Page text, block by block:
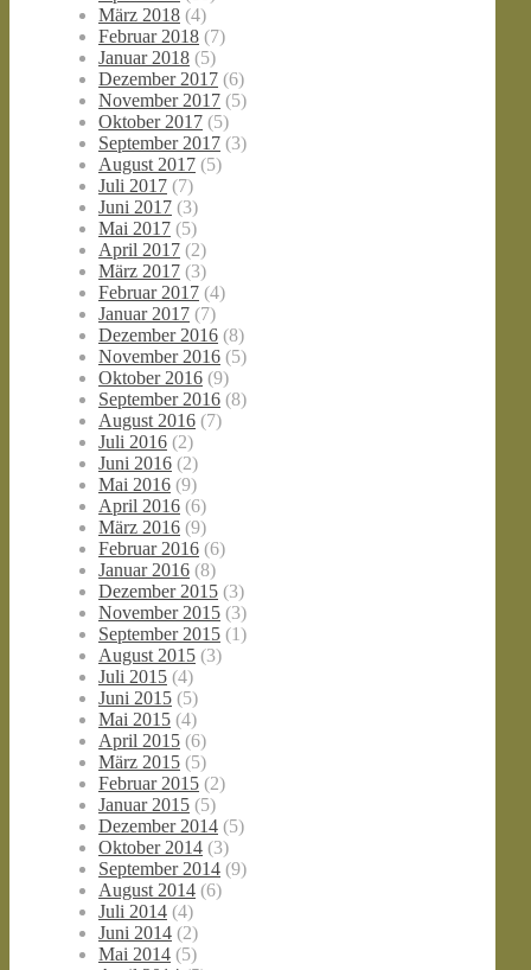
März 2018 (4)
Februar 2018 (7)
Januar 2018 (5)
Dezember 2017 (6)
November 2017 (5)
Oktober 2017 (5)
September 2017 (3)
August 2017 (5)
Juli 2017 (7)
Juni 2017 (3)
Mai 2017 (5)
April 2017 (2)
März 2017 (3)
Februar 2017 (4)
Januar 2017 (7)
Dezember 2016 (8)
November 2016 (5)
Oktober 2016 (9)
September 2016 (8)
August 2016 (7)
Juli 2016 (2)
Juni 2016 (2)
Mai 2016 (9)
April 2016 (6)
März 2016 (9)
Februar 2016 (6)
Januar 2016 (8)
Dezember 2015 (3)
November 2015 (3)
September 2015 (1)
August 2015 (3)
Juli 2015 (4)
Juni 2015 (5)
Mai 2015 (4)
April 2015 (6)
März 2015 (5)
Februar 2015 (2)
Januar 2015 (5)
Dezember 2014 (5)
Oktober 2014 (3)
September 2014 (9)
August 2014 (6)
Juli 2014 (4)
Juni 2014 (2)
Mai 2014 (5)